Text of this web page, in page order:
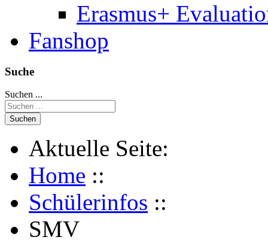
Erasmus+
Fanshop
Suche
Suchen ...
Suchen
Aktuelle Seite:
Home ::
Schülerinfos ::
SMV